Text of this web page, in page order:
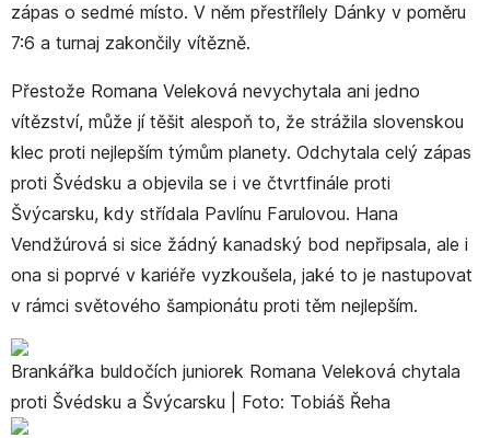
zápas o sedmé místo. V něm přestřílely Dánky v poměru
7:6 a turnaj zakončily vítězně.
Přestože Romana Veleková nevychytala ani jedno
vítězství, může jí těšit alespoň to, že strážila slovenskou
klec proti nejlepším týmům planety. Odchytala celý zápas
proti Švédsku a objevila se i ve čtvrtfinále proti
Švýcarsku, kdy střídala Pavlínu Farulovou. Hana
Vendžúrová si sice žádný kanadský bod nepřipsala, ale i
ona si poprvé v kariéře vyzkoušela, jaké to je nastupovat
v rámci světového šampionátu proti těm nejlepším.
Brankářka buldočích juniorek Romana Veleková chytala
proti Švédsku a Švýcarsku | Foto: Tobiáš Řeha